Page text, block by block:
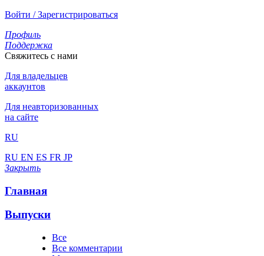
Войти / Зарегистрироваться
Профиль
Поддержка
Свяжитесь с нами
Для владельцев
аккаунтов
Для неавторизованных
на сайте
RU
RU EN ES FR JP
Закрыть
Главная
Выпуски
Все
Все комментарии